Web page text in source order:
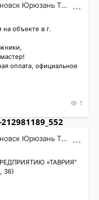
Работа У. Катав К. Ивановск Юрюзань Трехгорный
объекте в г.
оплата, официальное
1
Работа У. Катав К. Ивановск Юрюзань Трехгорный
«ТАВРИЯ"
36)